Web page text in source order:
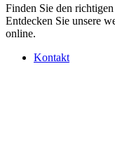
Finden Sie den
Entdecken Sie unsere
online.
Kontakt